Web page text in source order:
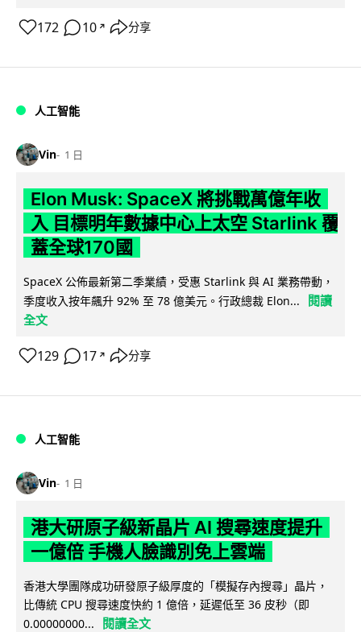
172 10 ↗ 分享
人工智能
Vin 1 日
Elon Musk: SpaceX 將挑戰萬億年收
入 目標明年數據中心上太空 Starlink 覆
蓋全球170國
SpaceX 公佈最新第二季業績，受惠 Starlink 與 AI 業務帶動，
季度收入按年飆升 92% 至 78 億美元。行政總裁 Elon...
閱讀
全文
129 17 ↗ 分享
人工智能
Vin 1 日
港大研原子級新晶片 AI 搜尋速度提升
一億倍 手機人臉識別免上雲端
香港大學團隊成功研發原子級厚度的「模擬存內搜尋」晶片，
比傳統 CPU 搜尋速度快約 1 億倍，延遲低至 36 皮秒（即
0.00000000...
閱讀全文